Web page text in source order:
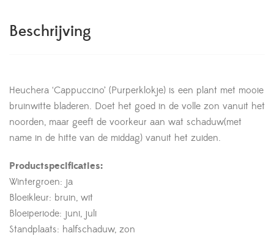
Beschrijving
Heuchera ‘Cappuccino’ (Purperklokje) is een plant met mooie
bruinwitte bladeren. Doet het goed in de volle zon vanuit het
noorden, maar geeft de voorkeur aan wat schaduw(met
name in de hitte van de middag) vanuit het zuiden.
Productspecificaties:
Wintergroen: ja
Bloeikleur: bruin, wit
Bloeiperiode: juni, juli
Standplaats: halfschaduw, zon